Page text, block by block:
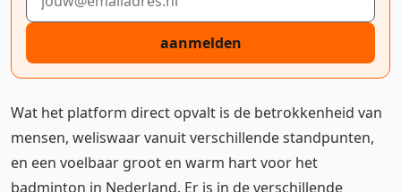
aanmelden
Wat het platform direct opvalt is de betrokkenheid van
mensen, weliswaar vanuit verschillende standpunten,
en een voelbaar groot en warm hart voor het
badminton in Nederland. Er is in de verschillende